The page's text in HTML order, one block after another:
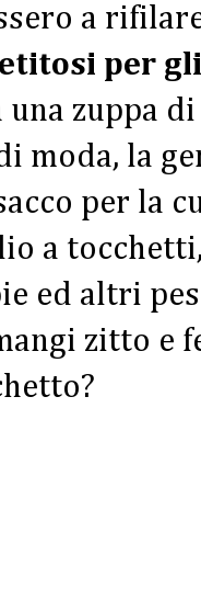
a
per
una zuppa
moda, la
per la
a
ed altri
zitto e